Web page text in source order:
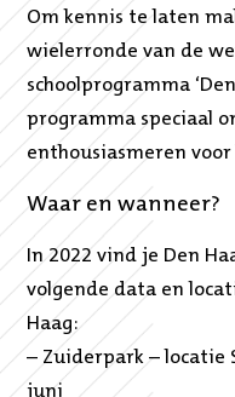
Om kennis te laten
wielerronde van de
schoolprogramma
programma speciaal
enthousiasmeren
Waar en wanneer?
In 2022 vind je Den
volgende data en
Haag:
– Zuiderpark – locatie
juni